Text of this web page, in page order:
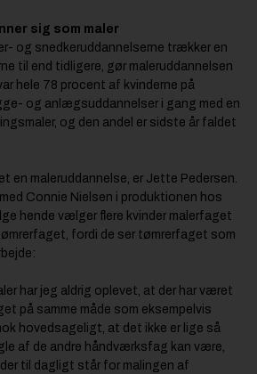
sig som maler
og snedkeruddannelserne trækker en
til end tidligere, gør maleruddannelsen
hele 78 procent af kvinderne på
og anlægsuddannelser i gang med en
og den andel er sidste år faldet
en maleruddannelse, er Jette Pedersen.
Connie Nielsen i produktionen hos
hende vælger flere kvinder malerfaget
fordi de ser tømrerfaget som
har jeg aldrig oplevet, at der har været
på samme måde som eksempelvis
hovedsageligt, at det ikke er lige så
af de andre håndværksfag kan være,
til dagligt står for malingen af